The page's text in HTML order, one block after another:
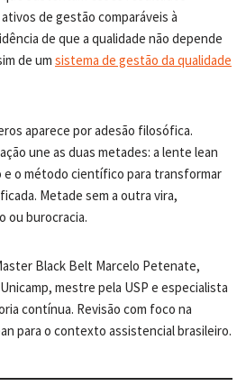
de gestão comparáveis à
de que a qualidade não depende
de um sistema de gestão da qualidade
aparece por adesão filosófica.
une as duas metades: a lente lean
e o método científico para transformar
Metade sem a outra vira,
ou burocracia.
Black Belt Marcelo Petenate,
mestre pela USP e especialista
contínua. Revisão com foco na
para o contexto assistencial brasileiro.